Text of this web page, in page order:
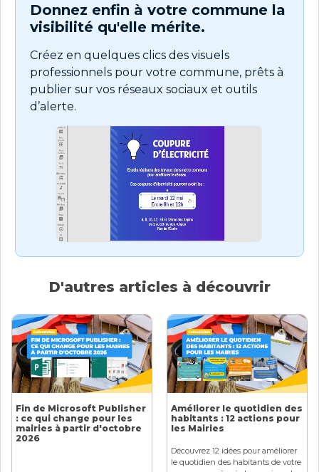
Donnez enfin à votre commune la
visibilité qu'elle mérite.
Créez en quelques clics des visuels
professionnels pour votre commune, prêts à
publier sur vos réseaux sociaux et outils
d’alerte.
D'autres articles à découvrir
Fin de Microsoft Publisher
: ce qui change pour les
mairies à partir d'octobre
2026
Améliorer le quotidien des
habitants : 12 actions pour
les Mairies
Découvrez 12 idées pour améliorer
le quotidien des habitants de votre